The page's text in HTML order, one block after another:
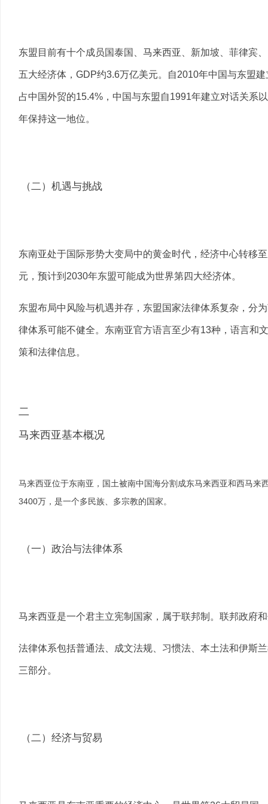
东盟目前有十个成员国泰国、马来西亚、新加坡、菲律宾
五大经济体，GDP约3.6万亿美元。自2010年中国与东盟
占中国外贸的15.4%，中国与东盟自1991年建立对话关系
年保持这一地位。
（二）机遇与挑战
东南亚处于国际形势大变局中的黄金时代，经济中心转移
元，预计到2030年东盟可能成为世界第四大经济体。
东盟布局中风险与机遇并存，东盟国家法律体系复杂，分
律体系可能不健全。东南亚官方语言至少有13种，语言和
策和法律信息。
二
马来西亚基本概况
马来西亚位于东南亚，国土被南中国海分割成东马来西亚和西马
3400万，是一个多民族、多宗教的国家。
（一）政治与法律体系
马来西亚是一个君主立宪制国家，属于联邦制。联邦政府
法律体系包括普通法、成文法规、习惯法、本土法和伊斯
三部分。
（二）经济与贸易